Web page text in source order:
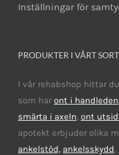
Inställningar för
PRODUKTER I VÅRT
I vår rehabshop hittar
som haront i handleden
smärta i axeln, ont
apotekt erbjuder olika
ankelstöd, ankelsskydd,